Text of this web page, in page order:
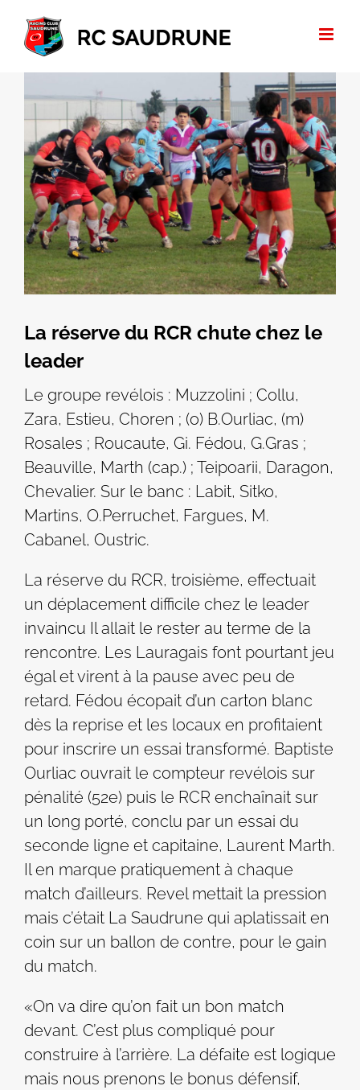
Passer
contenu
l'image
agrandie
La réserve du RCR chute chez le
leader
Le groupe revélois : Muzzolini ; Collu,
Zara, Estieu, Choren ; (o) B.Ourliac, (m)
Rosales ; Roucaute, Gi. Fédou, G.Gras ;
Beauville, Marth (cap.) ; Teipoarii, Daragon,
Chevalier. Sur le banc : Labit, Sitko,
Martins, O.Perruchet, Fargues, M.
Cabanel, Oustric.
La réserve du RCR, troisième, effectuait
un déplacement difficile chez le leader
invaincu Il allait le rester au terme de la
rencontre. Les Lauragais font pourtant jeu
égal et virent à la pause avec peu de
retard. Fédou écopait d’un carton blanc
dès la reprise et les locaux en profitaient
pour inscrire un essai transformé. Baptiste
Ourliac ouvrait le compteur revélois sur
pénalité (52e) puis le RCR enchaînait sur
un long porté, conclu par un essai du
seconde ligne et capitaine, Laurent Marth.
Il en marque pratiquement à chaque
match d’ailleurs. Revel mettait la pression
mais c’était La Saudrune qui aplatissait en
coin sur un ballon de contre, pour le gain
du match.
«On va dire qu’on fait un bon match
devant. C’est plus compliqué pour
construire à l’arrière. La défaite est logique
mais nous prenons le bonus défensif,